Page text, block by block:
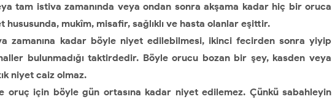
tam istiva zamanında veya ondan sonra akşama kadar hiç bir oruca
hususunda, mukîm, misafir, sağlıklı ve hasta olanlar eşittir.
kadar böyle niyet edilebilmesi, ikinci fecirden sonra yiyip
bulunmadığı taktirdedir. Böyle orucu bozan bir şey, kasden veya
niyet caiz olmaz.
için böyle gün ortasına kadar niyet edilemez. Çünkü sabahleyin